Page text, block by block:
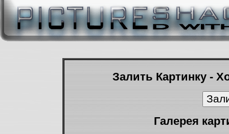
Залить Картинку -
Галерея